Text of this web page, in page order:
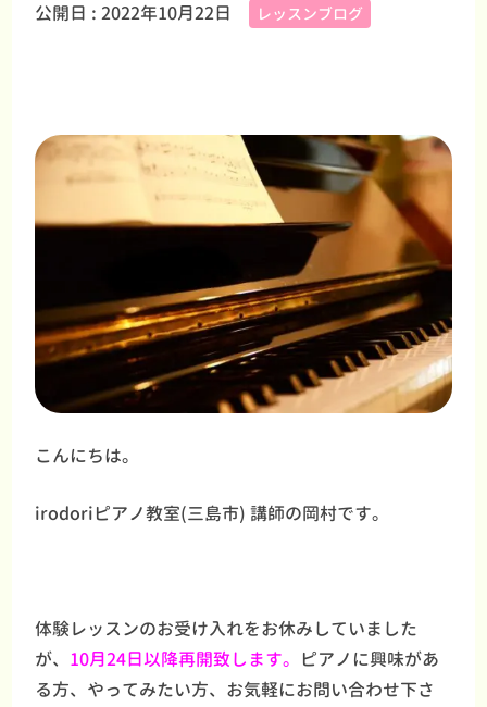
公開日 :2022年10月22日 レッスンブログ
こんにちは。
irodoriピアノ教室(三島市) 講師の岡村です。
体験レッスンのお受け入れをお休みしていました
が、 10月24日以降再開致します。 ピアノに興味があ
る方、やってみたい方、お気軽にお問い合わせ下さ